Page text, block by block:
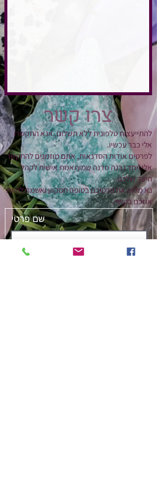
צרו קשר
להתייעצות טלפונית ללא תשלום, אנא התקשרו
אלי כבר עכשיו.
לפרטים אודות הסדנאות, אתם מוזמנים להתקשר
אלי ויחד נבנה סדנה שמותאמת אישית לקהל
היעד שלכם.
נא מלאו את פרטיכם בטופס המקוון ואשמח להיות
אתכם בקשר.
שם פרטי